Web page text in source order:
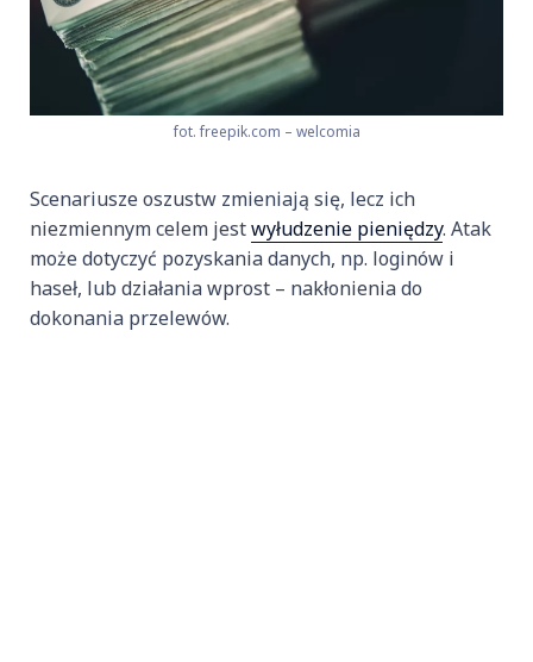
fot. freepik.com – welcomia
Scenariusze oszustw zmieniają się, lecz ich
niezmiennym celem jestwyłudzenie pieniędzy. Atak
może dotyczyć pozyskania danych, np. loginów i
haseł, lub działania wprost – nakłonienia do
dokonania przelewów.